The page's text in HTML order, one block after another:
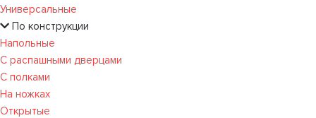
Универсальные
По конструкции
Напольные
С распашными дверцами
С полками
На ножках
Открытые